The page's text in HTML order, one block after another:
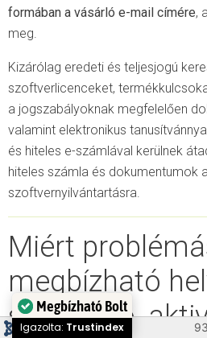
formában a vásárló e-mail címére,
meg.
Kizárólag eredeti és teljesjogú
szoftverlicenceket,
a jogszabályoknak megfelelően
valamint elektronikus
és hiteles e-számlával kerülnek
hiteles számla és dokumentumok
szoftvernyilvántartásra.
Miért
megbízható
származó,
231
Megbízható Bolt